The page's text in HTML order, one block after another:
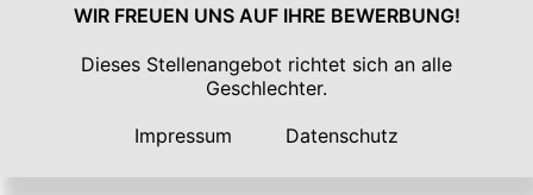
WIR FREUEN UNS AUF IHRE BEWERBUNG!
Dieses Stellenangebot richtet sich an alle
Geschlechter.
Impressum
Datenschutz